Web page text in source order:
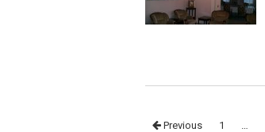
PostsPrevious 1 …